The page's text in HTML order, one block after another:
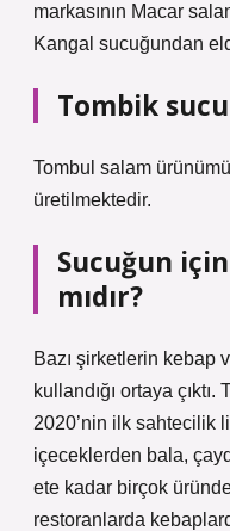
markasının Macar
Kangal sucuğundan
Tombik
Tombul salam
üretilmektedir.
Sucuğun
mıdır?
Bazı şirketlerin kebap
kullandığı ortaya çıktı.
2020’nin ilk sahtecilik
içeceklerden bala,
ete kadar birçok
restoranlarda